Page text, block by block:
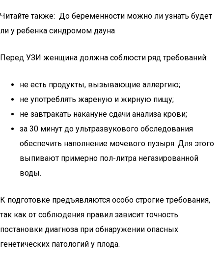
Читайте также: До беременности можно ли узнать будет
ли у ребенка синдромом дауна
Перед УЗИ женщина должна соблюсти ряд требований:
не есть продукты, вызывающие аллергию;
не употреблять жареную и жирную пищу;
не завтракать накануне сдачи анализа крови;
за 30 минут до ультразвукового обследования
обеспечить наполнение мочевого пузыря. Для этого
выпивают примерно пол-литра негазированной
воды.
К подготовке предъявляются особо строгие требования,
так как от соблюдения правил зависит точность
постановки диагноза при обнаружении опасных
генетических патологий у плода.